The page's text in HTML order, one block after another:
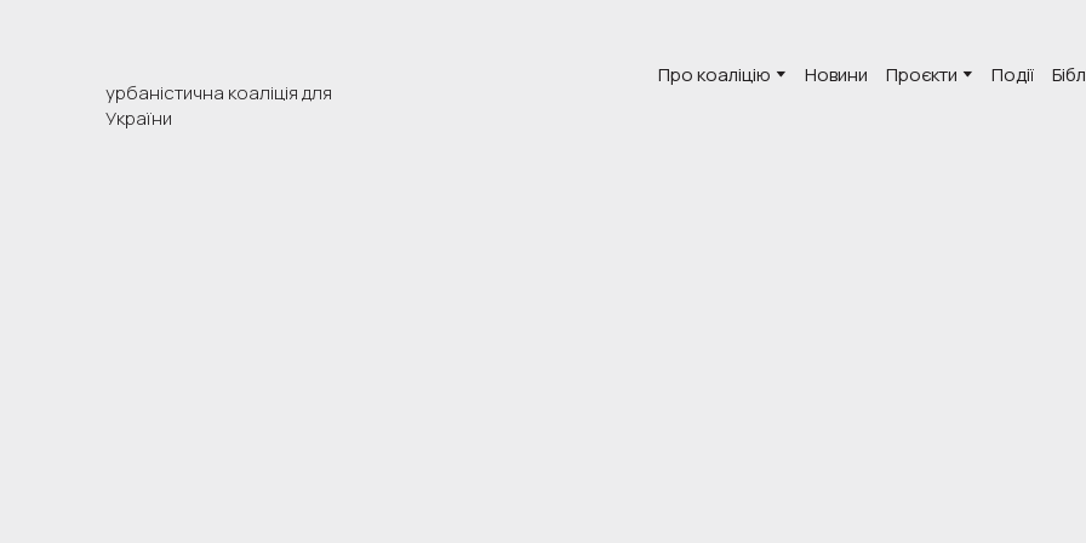
урбаністична коаліція для
України
Про коаліцію Новини Проєкти Події